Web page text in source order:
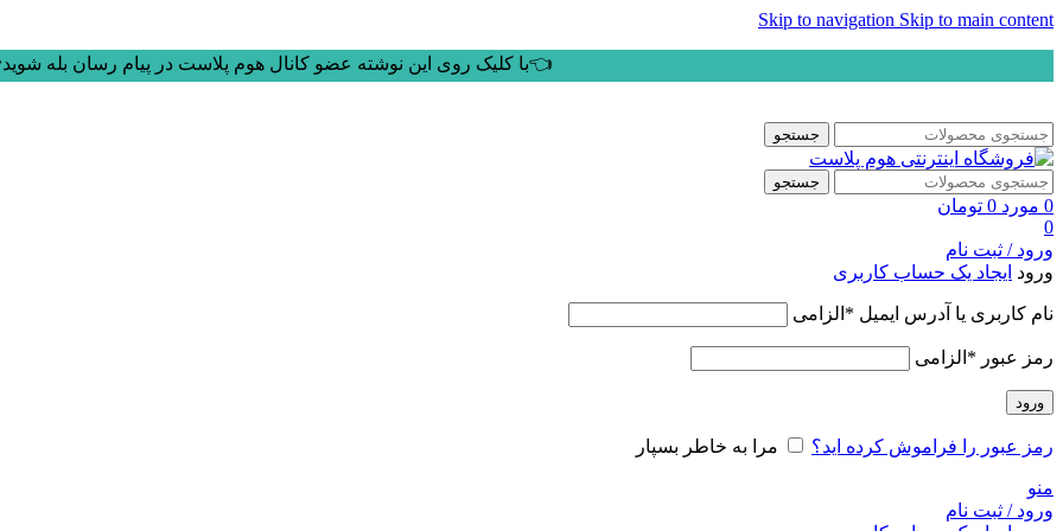
Skip to navigation Skip to main content
👈با کلیک روی این نوشته عضو کانال هوم پلاست در پیام رسان بله
جستجو
جستجو
0 مورد 0 تومان
0
ورود / ثبت نام
ورود ایجاد یک حساب کاربری
نام کاربری یا آدرس ایمیل * الزامی
رمز عبور * الزامی
ورود
رمز عبور را فراموش کرده اید؟ مرا به خاطر بسپار
منو
ورود / ثبت نام